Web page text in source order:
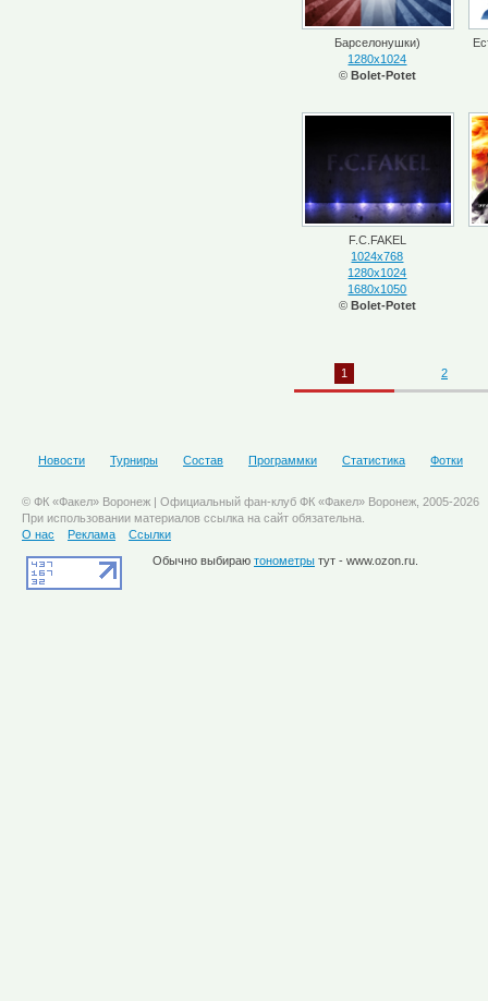
Барселонушки)
1280x1024
© Bolet-Potet
F.C.FAKEL
1024x768
1280x1024
1680x1050
© Bolet-Potet
1 2
Новости Турниры Состав Программки Статистика Фотки
© ФК «Факел» Воронеж | Официальный фан-клуб ФК «Факел» Воронеж, 2005-2026
При использовании материалов ссылка на сайт обязательна.
О нас
Реклама
Ссылки
Обычно выбираю тонометры тут - www.ozon.ru.